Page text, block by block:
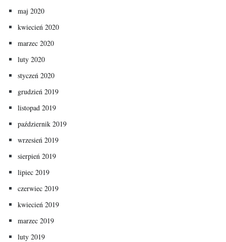
maj 2020
kwiecień 2020
marzec 2020
luty 2020
styczeń 2020
grudzień 2019
listopad 2019
październik 2019
wrzesień 2019
sierpień 2019
lipiec 2019
czerwiec 2019
kwiecień 2019
marzec 2019
luty 2019